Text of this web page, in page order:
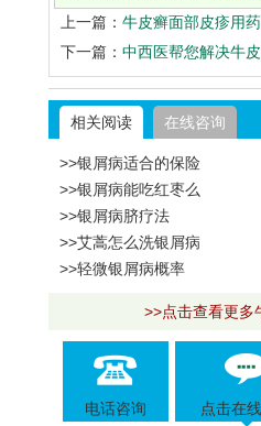
上一篇： 牛皮癣面部皮疹用
下一篇： 中西医帮您解决牛
相关阅读 在线咨询
>>银屑病适合的保险
>>银屑病能吃红枣么
>>银屑病脐疗法
>>艾蒿怎么洗银屑病
>>轻微银屑病概率
>>点击查看更多
电话咨询 点击在